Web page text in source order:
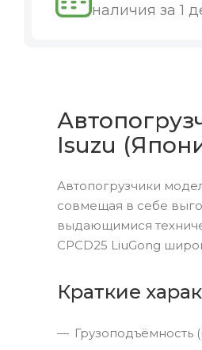
наличия за 1
Isuzu
Автопогрузчики
совмещая в себе
выдающимися
CPCD25 LiuGong
Краткие
Грузоподъёмность